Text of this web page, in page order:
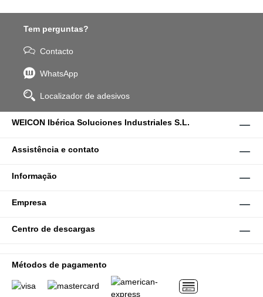
Tem perguntas?
Contacto
WhatsApp
Localizador de adesivos
WEICON Ibérica Soluciones Industriales S.L.
Assistência e contato
Informação
Empresa
Centro de descargas
Métodos de pagamento